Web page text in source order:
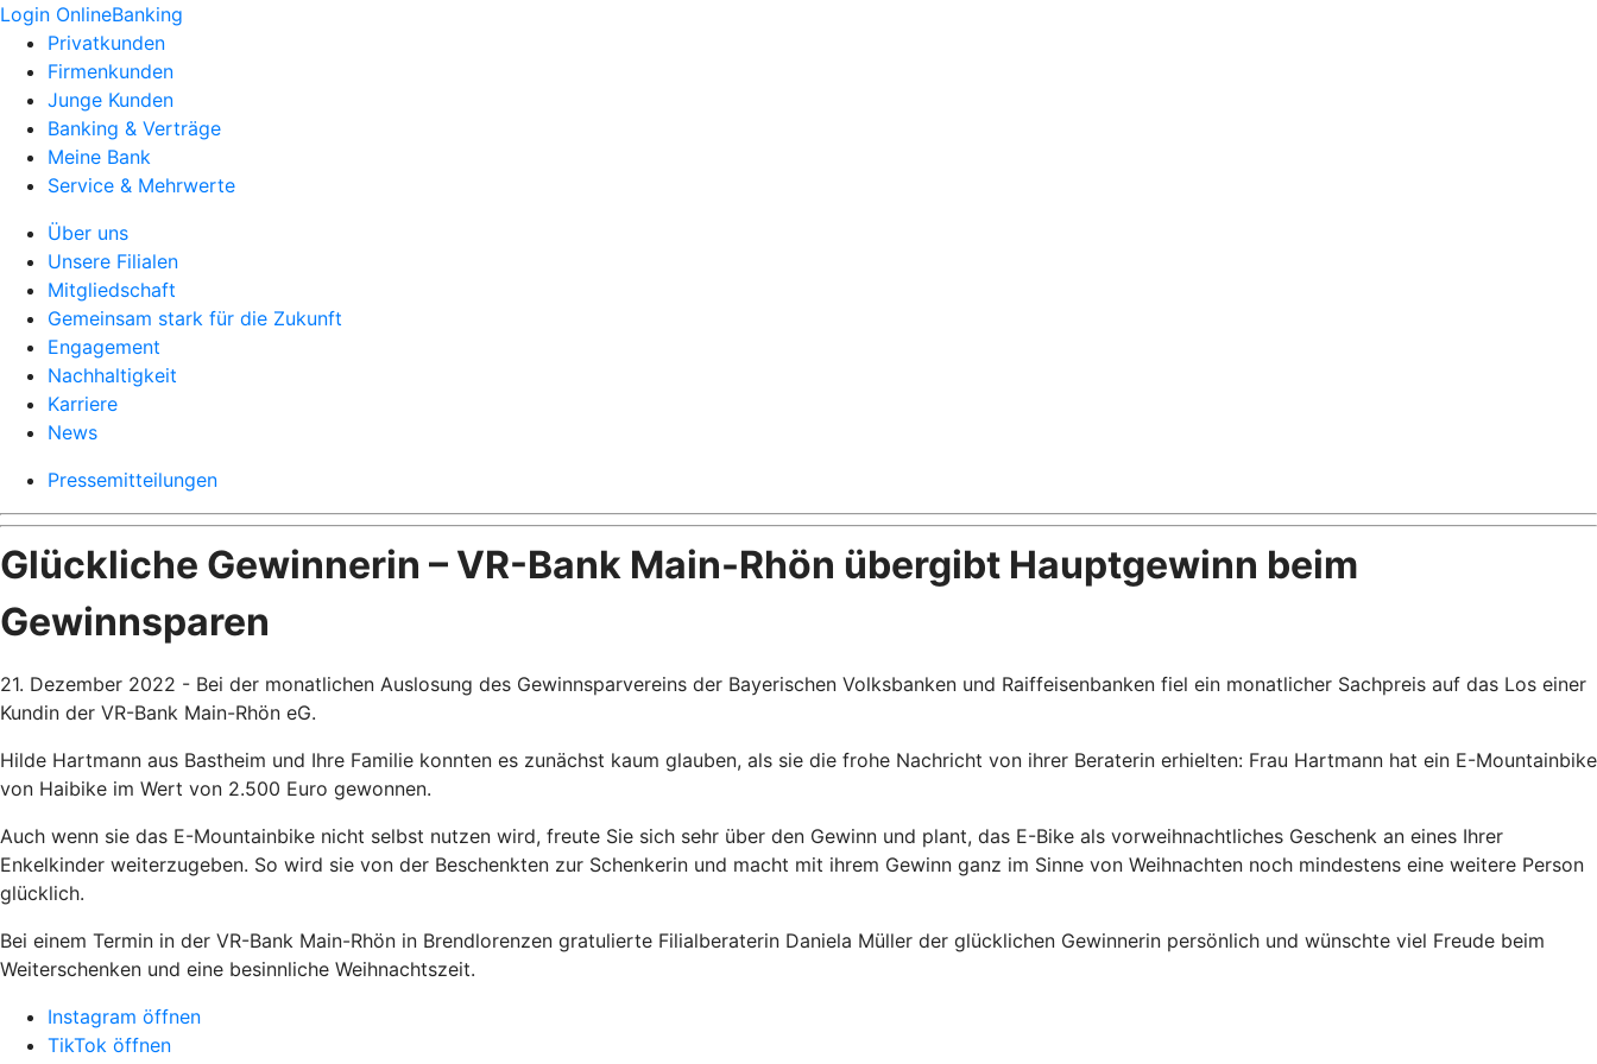
Login OnlineBanking
Privatkunden
Firmenkunden
Junge Kunden
Banking & Verträge
Meine Bank
Service & Mehrwerte
Über uns
Unsere Filialen
Mitgliedschaft
Gemeinsam stark für die Zukunft
Engagement
Nachhaltigkeit
Karriere
News
Pressemitteilungen
Glückliche Gewinnerin – VR-Bank Main-Rhön übergibt Hauptgewinn beim
Gewinnsparen
21. Dezember 2022 - Bei der monatlichen Auslosung des Gewinnsparvereins der Bayerischen Volksbanken und Raiffeisenbanken fiel ein monatlicher Sachpreis auf das Los einer
Kundin der VR-Bank Main-Rhön eG.
Hilde Hartmann aus Bastheim und Ihre Familie konnten es zunächst kaum glauben, als sie die frohe Nachricht von ihrer Beraterin erhielten: Frau Hartmann hat ein E-Mountainbike
von Haibike im Wert von 2.500 Euro gewonnen.
Auch wenn sie das E-Mountainbike nicht selbst nutzen wird, freute Sie sich sehr über den Gewinn und plant, das E-Bike als vorweihnachtliches Geschenk an eines Ihrer
Enkelkinder weiterzugeben. So wird sie von der Beschenkten zur Schenkerin und macht mit ihrem Gewinn ganz im Sinne von Weihnachten noch mindestens eine weitere Person
glücklich.
Bei einem Termin in der VR-Bank Main-Rhön in Brendlorenzen gratulierte Filialberaterin Daniela Müller der glücklichen Gewinnerin persönlich und wünschte viel Freude beim
Weiterschenken und eine besinnliche Weihnachtszeit.
Instagram öffnen
TikTok öffnen